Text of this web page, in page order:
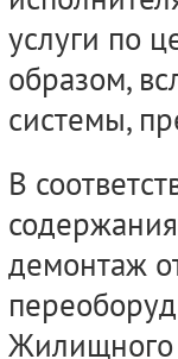
услуги по
образом,
системы,
В
демонтаж
Жилищного